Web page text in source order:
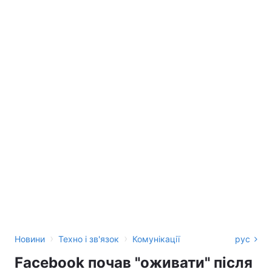
Новини › Техно і зв'язок › Комунікації рус
Facebook почав "оживати" після